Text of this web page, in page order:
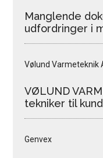
Manglende
udfordringer i
Vølund Varmeteknik
VØLUND
tekniker til
Genvex